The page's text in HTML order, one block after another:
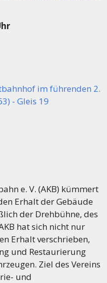
im führenden 2.
- Gleis 19
e. V. (AKB) kümmert
Erhalt der Gebäude
der Drehbühne, des
hat sich nicht nur
Erhalt verschrieben,
und Restaurierung
Ziel des Vereins
und